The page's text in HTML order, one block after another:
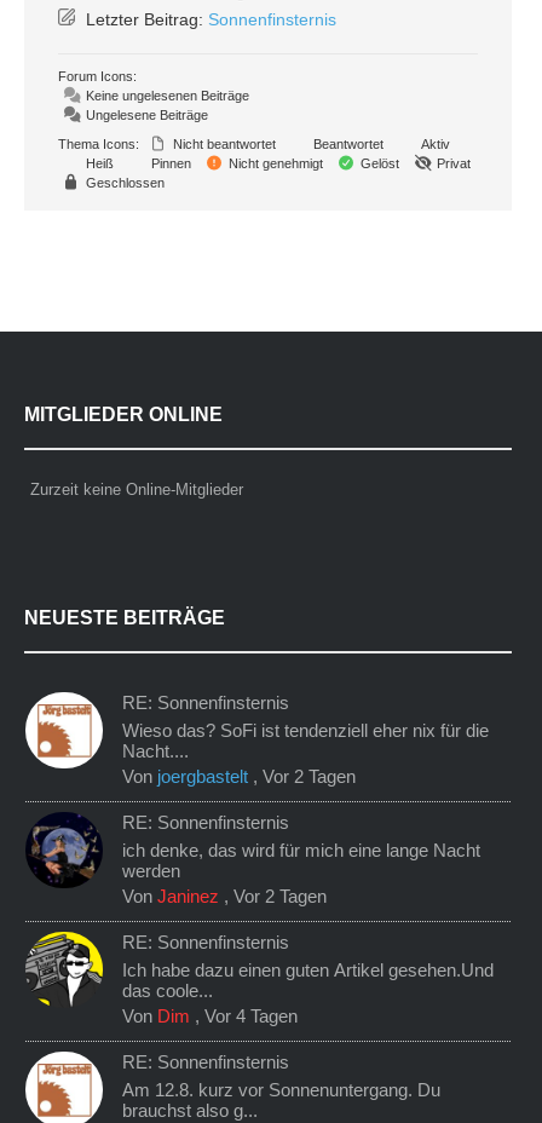
Letzter Beitrag: Sonnenfinsternis
Forum Icons:
Keine ungelesenen Beiträge
Ungelesene Beiträge
Thema Icons:
Nicht beantwortet Beantwortet
Aktiv
Heiß
Pinnen Nicht genehmigt Gelöst
Privat
Geschlossen
MITGLIEDER ONLINE
Zurzeit keine Online-Mitglieder
NEUESTE BEITRÄGE
RE: Sonnenfinsternis
Wieso das? SoFi ist tendenziell eher nix für die
Nacht....
Von joergbastelt ,Vor 2 Tagen
RE: Sonnenfinsternis
ich denke, das wird für mich eine lange Nacht
werden
VonJaninez ,Vor 2 Tagen
RE: Sonnenfinsternis
Ich habe dazu einen guten Artikel gesehen.Und
das coole...
Von Dim ,Vor 4 Tagen
RE: Sonnenfinsternis
Am 12.8. kurz vor Sonnenuntergang. Du
brauchst also g...